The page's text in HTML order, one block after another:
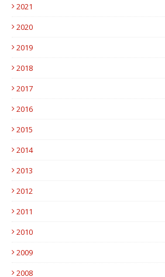
2021
2020
2019
2018
2017
2016
2015
2014
2013
2012
2011
2010
2009
2008